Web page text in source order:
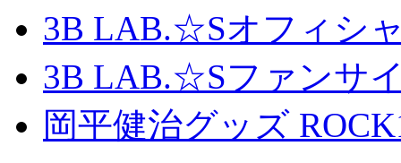
3B LAB.☆Sオフィシ
3B LAB.☆Sファンサイ
岡平健治グッズ